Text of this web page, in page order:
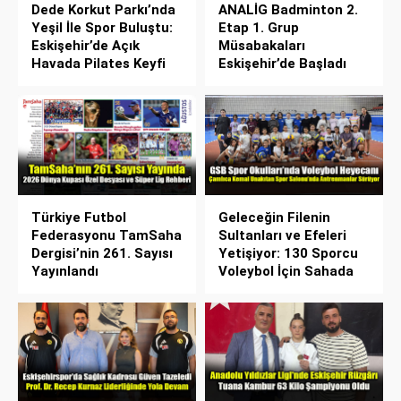
Dede Korkut Parkı’nda
Yeşil İle Spor Buluştu:
Eskişehir’de Açık
Havada Pilates Keyfi
ANALİG Badminton 2.
Etap 1. Grup
Müsabakaları
Eskişehir’de Başladı
Türkiye Futbol
Federasyonu TamSaha
Dergisi’nin 261. Sayısı
Yayınlandı
Geleceğin Filenin
Sultanları ve Efeleri
Yetişiyor: 130 Sporcu
Voleybol İçin Sahada